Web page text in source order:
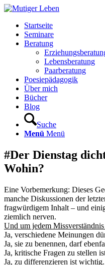
Startseite
Seminare
Beratung
Lebensberatung
Paarberatung
Poesiepädagogik
Über mich
Bücher
Blog
Suche
Menü Menü
#Der Dienstag
Wohin?
Eine Vorbemerkung: Dieses
manche Diskussionen der
fragwürdigem Inhalt – und
ziemlich nerven.
Und um jedem
Ja, verschiedene Meinungen
Ja, sie zu benennen, darf
Ja, kritische Fragen zu stellen
Ja, zu differenzieren ist wichtig.